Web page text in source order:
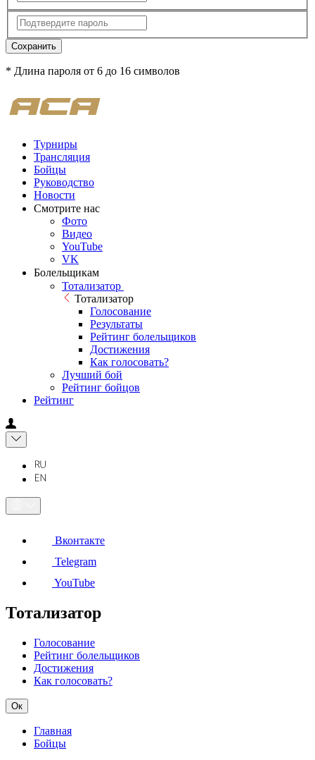
Сохранить
* Длина пароля от 6 до 16 символов
Турниры
Трансляция
Бойцы
Руководство
Новости
Смотрите нас
Фото
Видео
YouTube
VK
Болельщикам
Тотализатор
Тотализатор
Голосование
Результаты
Рейтинг болельщиков
Достижения
Как голосовать?
Лучший бой
Рейтинг бойцов
Рейтинг
Вконтакте
Telegram
YouTube
Тотализатор
Голосование
Рейтинг болельщиков
Достижения
Как голосовать?
Ок
Главная
Бойцы